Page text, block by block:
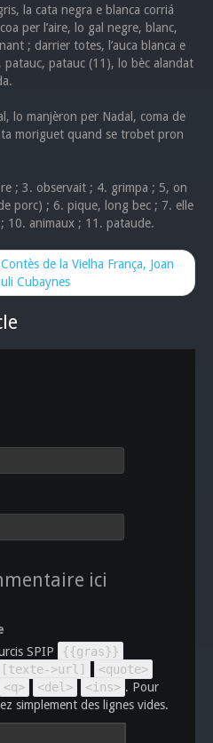
la cata negra e blanca corriá
per l’aire, lo gal negre, blanc,
; darrier totes, l’auca blanca e
patauc (11), lo bèc alandat
lo manjèron per Nadal, coma de
moriguet quand se trobet pron
; 3. observait ; 4. grimpa ; 5, on
porc) ; 6. pique, long bec ; 7. elle
10. animaux ; 11. pataude.
de la Vielha França, Joan
Cubaynes
ici
SPIP
{{gras}}
[texte->url]
<quote>
<q> <del> <ins> . Pour
simplement des lignes vides.